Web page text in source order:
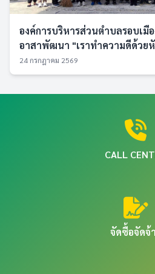
องค์การบริหารส่วนตำบลรอบเมื
อาสาพัฒนา "เราทำความดีด้วย
24 กรกฎาคม 2569
CALL
จัดซื้อจัดจ้